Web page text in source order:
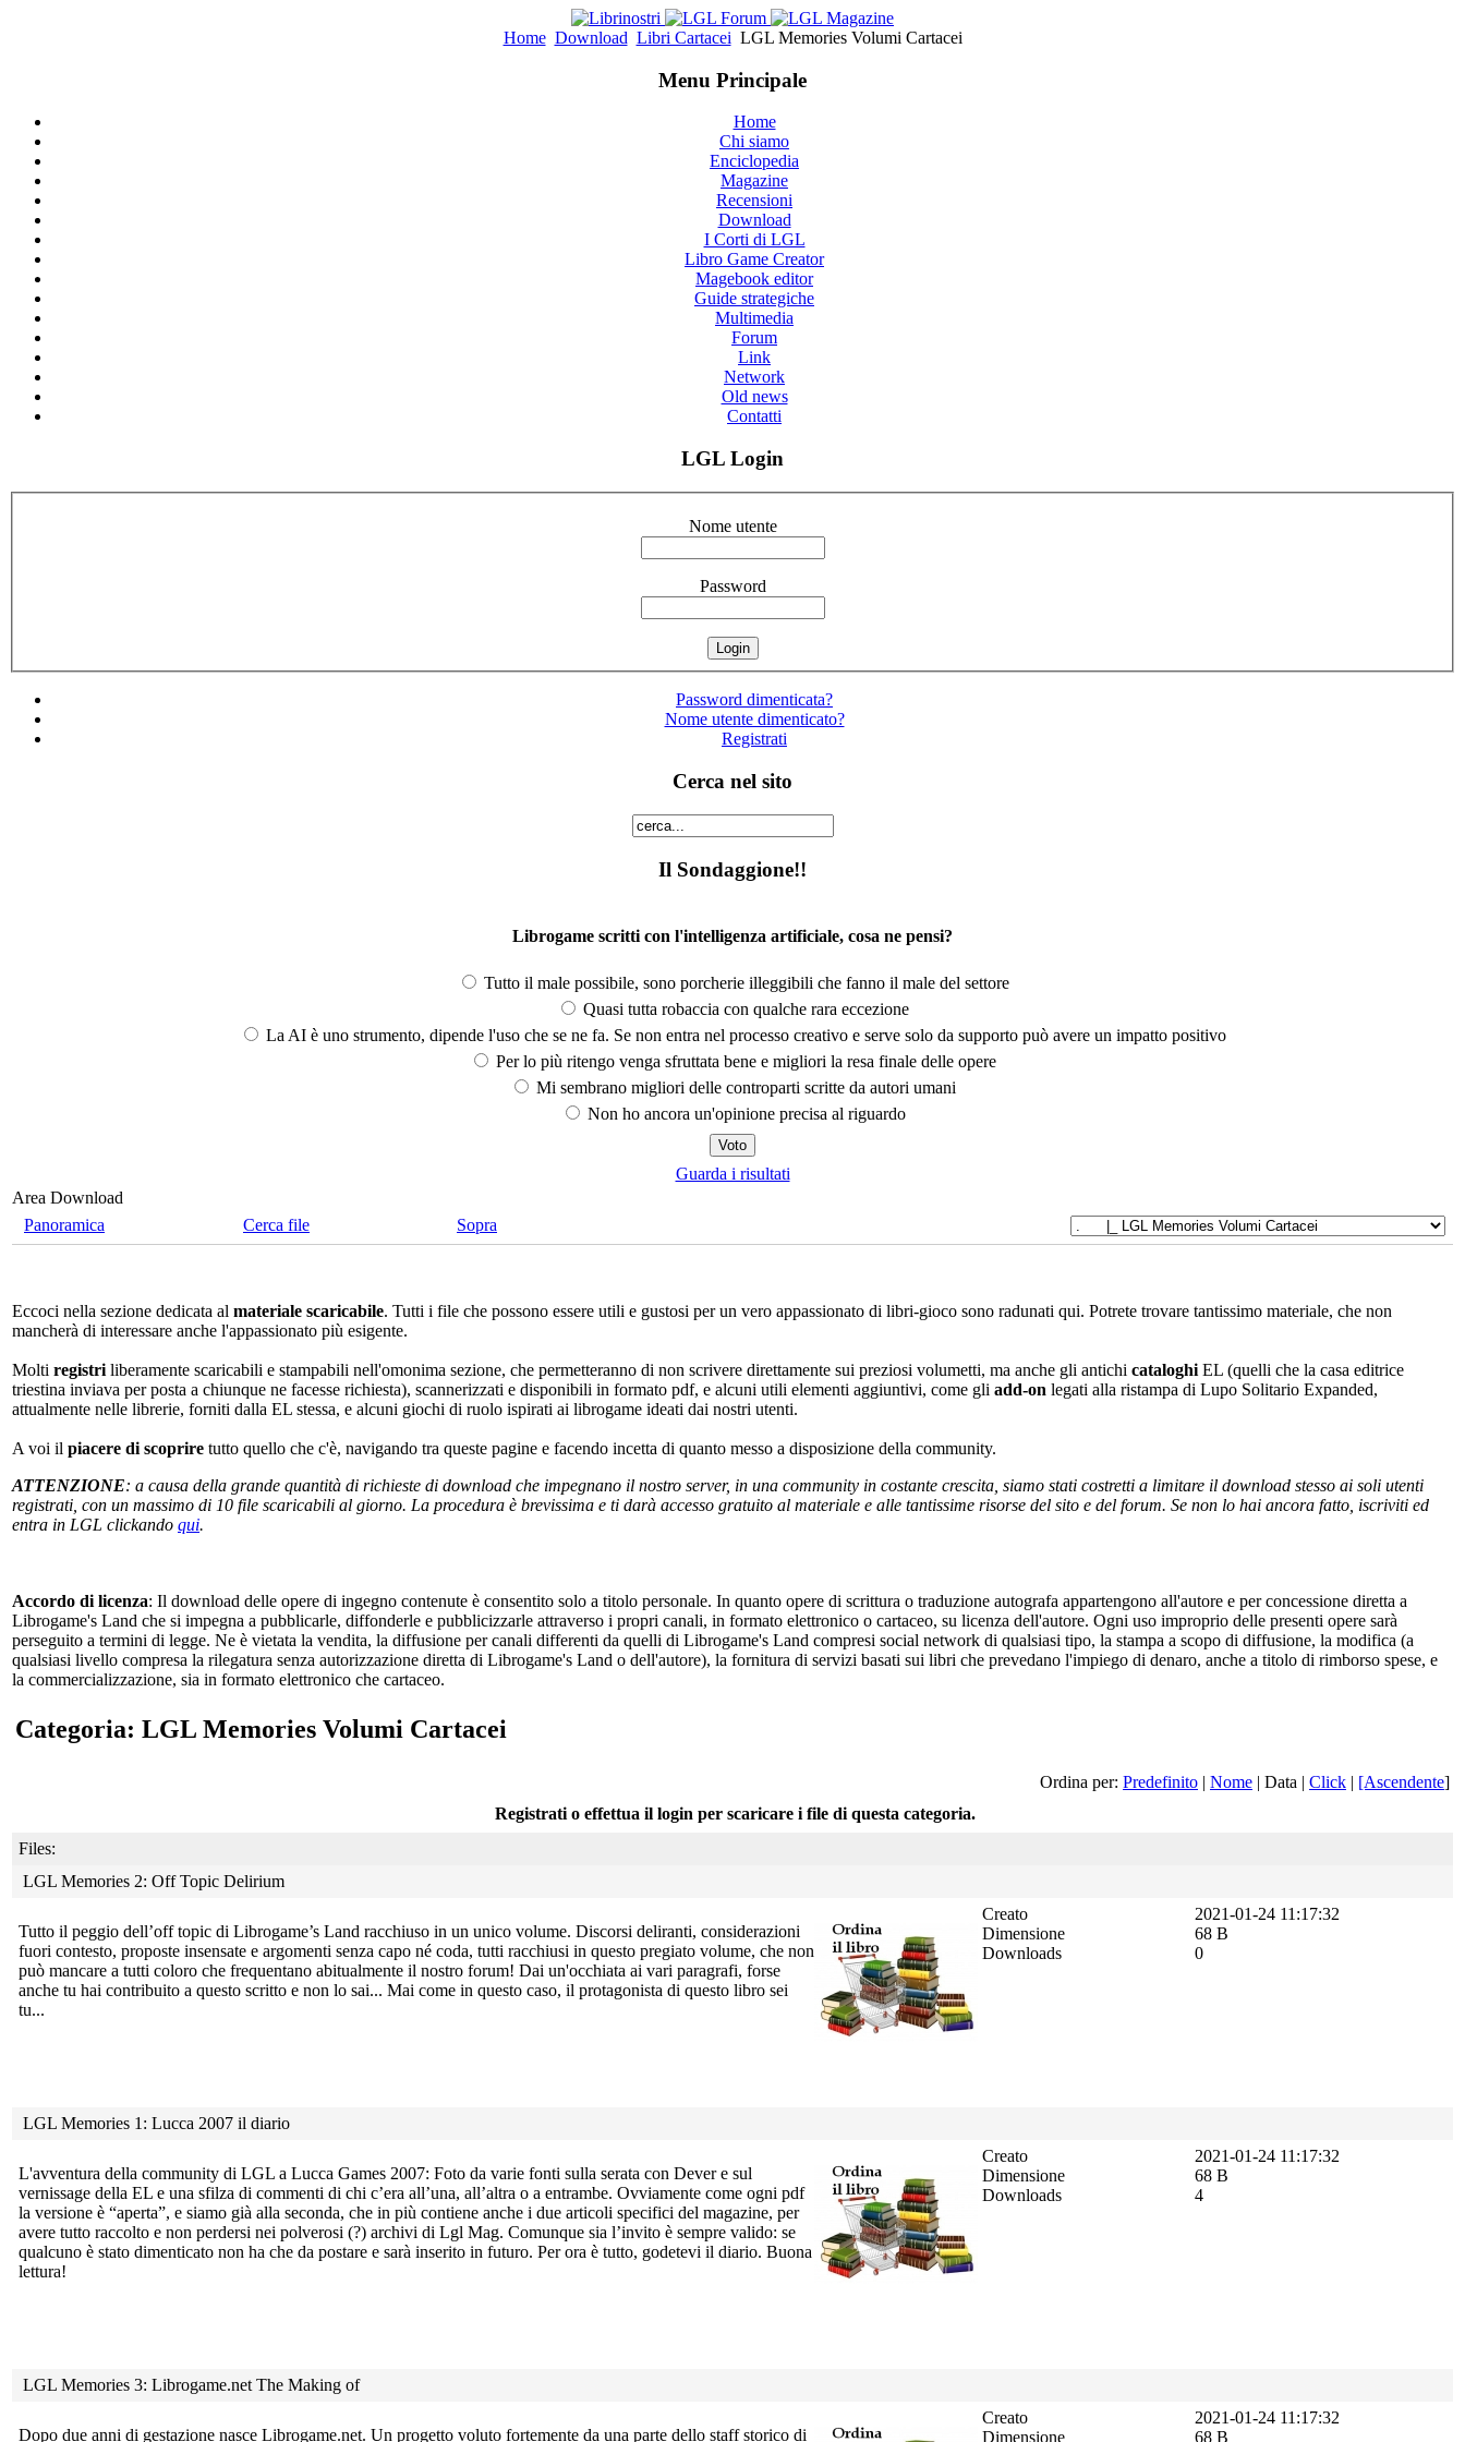
Home Download Libri Cartacei LGL Memories Volumi Cartacei
Menu Principale
Home
Chi siamo
Enciclopedia
Magazine
Recensioni
Download
I Corti di LGL
Libro Game Creator
Magebook editor
Guide strategiche
Multimedia
Forum
Link
Network
Old news
Contatti
LGL Login
Nome utente
Password
Password dimenticata?
Nome utente dimenticato?
Registrati
Cerca nel sito
Il Sondaggione!!
Librogame scritti con l'intelligenza artificiale, cosa ne pensi?
Tutto il male possibile, sono porcherie illeggibili che fanno il male del settore
Quasi tutta robaccia con qualche rara eccezione
La AI è uno strumento, dipende l'uso che se ne fa. Se non entra nel processo creativo e serve solo da supporto può avere un impatto positivo
Per lo più ritengo venga sfruttata bene e migliori la resa finale delle opere
Mi sembrano migliori delle controparti scritte da autori umani
Non ho ancora un'opinione precisa al riguardo
Guarda i risultati
Area Download
Panoramica
Cerca file Sopra
Eccoci nella sezione dedicata al materiale scaricabile. Tutti i file che possono essere utili e gustosi per un vero appassionato di libri-gioco sono radunati qui. Potrete trovare tantissimo materiale, che non
mancherà di interessare anche l'appassionato più esigente.
Molti registri liberamente scaricabili e stampabili nell'omonima sezione, che permetteranno di non scrivere direttamente sui preziosi volumetti, ma anche gli antichi cataloghi EL (quelli che la casa editrice
triestina inviava per posta a chiunque ne facesse richiesta), scannerizzati e disponibili in formato pdf, e alcuni utili elementi aggiuntivi, come gli add-on legati alla ristampa di Lupo Solitario Expanded,
attualmente nelle librerie, forniti dalla EL stessa, e alcuni giochi di ruolo ispirati ai librogame ideati dai nostri utenti.
A voi il piacere di scoprire tutto quello che c'è, navigando tra queste pagine e facendo incetta di quanto messo a disposizione della community.
ATTENZIONE: a causa della grande quantità di richieste di download che impegnano il nostro server, in una community in costante crescita, siamo stati costretti a limitare il download stesso ai soli utenti
registrati, con un massimo di 10 file scaricabili al giorno. La procedura è brevissima e ti darà accesso gratuito al materiale e alle tantissime risorse del sito e del forum. Se non lo hai ancora fatto, iscriviti ed
entra in LGL clickando qui.
Accordo di licenza: Il download delle opere di ingegno contenute è consentito solo a titolo personale. In quanto opere di scrittura o traduzione autografa appartengono all'autore e per concessione diretta a
Librogame's Land che si impegna a pubblicarle, diffonderle e pubblicizzarle attraverso i propri canali, in formato elettronico o cartaceo, su licenza dell'autore. Ogni uso improprio delle presenti opere sarà
perseguito a termini di legge. Ne è vietata la vendita, la diffusione per canali differenti da quelli di Librogame's Land compresi social network di qualsiasi tipo, la stampa a scopo di diffusione, la modifica (a
qualsiasi livello compresa la rilegatura senza autorizzazione diretta di Librogame's Land o dell'autore), la fornitura di servizi basati sui libri che prevedano l'impiego di denaro, anche a titolo di rimborso spese, e
la commercializzazione, sia in formato elettronico che cartaceo.
Categoria: LGL Memories Volumi Cartacei
Ordina per: Predefinito | Nome | Data | Click | [Ascendente]
Registrati o effettua il login per scaricare i file di questa categoria.
Files:
LGL Memories 2: Off Topic Delirium
Tutto il peggio dell’off topic di Librogame’s Land racchiuso in un unico volume. Discorsi deliranti, considerazioni
fuori contesto, proposte insensate e argomenti senza capo né coda, tutti racchiusi in questo pregiato volume, che non
può mancare a tutti coloro che frequentano abitualmente il nostro forum! Dai un'occhiata ai vari paragrafi, forse
anche tu hai contribuito a questo scritto e non lo sai... Mai come in questo caso, il protagonista di questo libro sei
tu...
Creato
Dimensione
Downloads
2021-01-24 11:17:32
68 B
0
LGL Memories 1: Lucca 2007 il diario
L'avventura della community di LGL a Lucca Games 2007: Foto da varie fonti sulla serata con Dever e sul
vernissage della EL e una sfilza di commenti di chi c’era all’una, all’altra o a entrambe. Ovviamente come ogni pdf
la versione è “aperta”, e siamo già alla seconda, che in più contiene anche i due articoli specifici del magazine, per
avere tutto raccolto e non perdersi nei polverosi (?) archivi di Lgl Mag. Comunque sia l’invito è sempre valido: se
qualcuno è stato dimenticato non ha che da postare e sarà inserito in futuro. Per ora è tutto, godetevi il diario. Buona
lettura!
Creato
Dimensione
Downloads
2021-01-24 11:17:32
68 B
4
LGL Memories 3: Librogame.net The Making of
Dopo due anni di gestazione nasce Librogame.net. Un progetto voluto fortemente da una parte dello staff storico di
Creato
Dimensione
2021-01-24 11:17:32
68 B